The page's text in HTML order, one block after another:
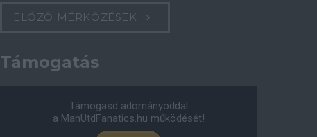
ELŐZŐ MÉRKŐZÉSEK
Támogatás
Támogasd adományoddal
a ManUtdFanatics.hu működését!